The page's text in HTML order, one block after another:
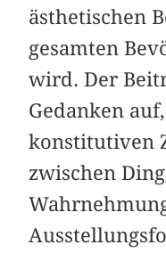
ästhetischen
gesamten
wird. Der
Gedanken
konstitutiven
zwischen